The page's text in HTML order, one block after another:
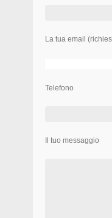
La tua email
Telefono
Il tuo messaggio